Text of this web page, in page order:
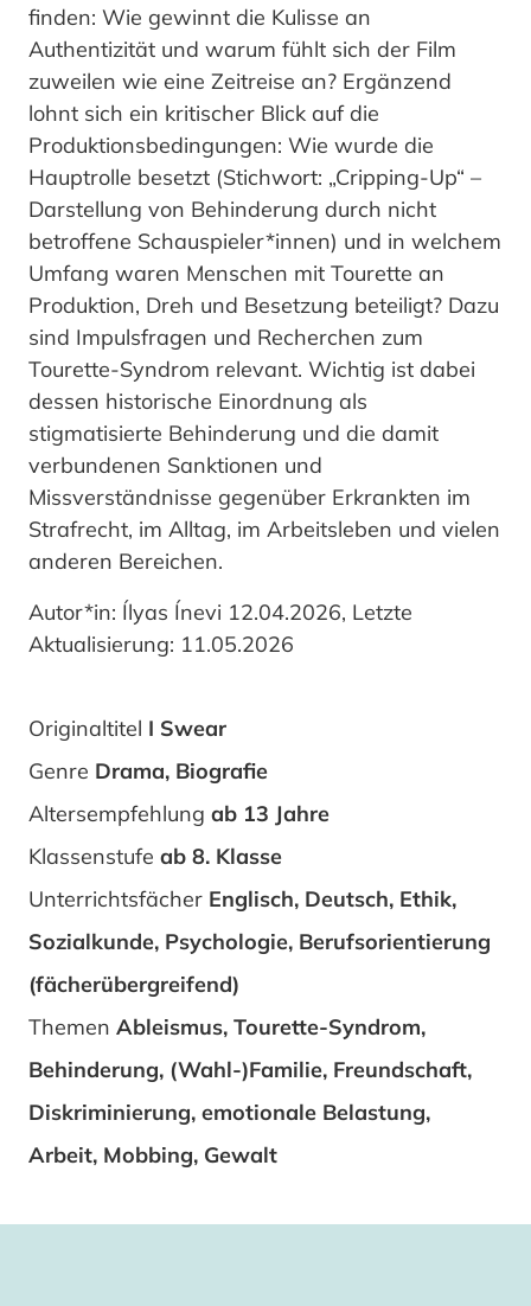
finden: Wie gewinnt die Kulisse an
Authentizität und warum fühlt sich der Film
zuweilen wie eine Zeitreise an? Ergänzend
lohnt sich ein kritischer Blick auf die
Produktionsbedingungen: Wie wurde die
Hauptrolle besetzt (Stichwort: „Cripping-Up“ –
Darstellung von Behinderung durch nicht
betroffene Schauspieler*innen) und in welchem
Umfang waren Menschen mit Tourette an
Produktion, Dreh und Besetzung beteiligt? Dazu
sind Impulsfragen und Recherchen zum
Tourette-Syndrom relevant. Wichtig ist dabei
dessen historische Einordnung als
stigmatisierte Behinderung und die damit
verbundenen Sanktionen und
Missverständnisse gegenüber Erkrankten im
Strafrecht, im Alltag, im Arbeitsleben und vielen
anderen Bereichen.
Autor*in: Ílyas Ínevi 12.04.2026, Letzte
Aktualisierung: 11.05.2026
Originaltitel I Swear
Genre Drama, Biografie
Altersempfehlung ab 13 Jahre
Klassenstufe ab 8. Klasse
Unterrichtsfächer Englisch, Deutsch, Ethik,
Sozialkunde, Psychologie, Berufsorientierung
(fächerübergreifend)
Themen Ableismus, Tourette-Syndrom,
Behinderung, (Wahl-)Familie, Freundschaft,
Diskriminierung, emotionale Belastung,
Arbeit, Mobbing, Gewalt